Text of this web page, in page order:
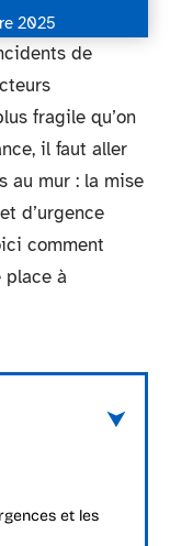
2025
de
fragile qu’on
il faut aller
au mur : la mise
d’urgence
comment
place à
et les